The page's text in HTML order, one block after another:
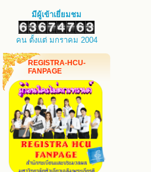
มีผู้เข้าเยี่ยมชม
คน ตั้งแต่ มกราคม 2004
REGISTRA-HCU-
FANPAGE